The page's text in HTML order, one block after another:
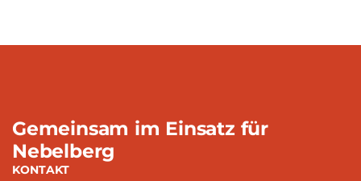
Gemeinsam im Einsatz für
Nebelberg
KONTAKT